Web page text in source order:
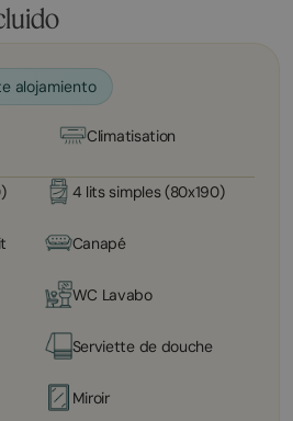
alojamiento
Climatisation
4 lits simples (80x190)
Canapé
WC Lavabo
Serviette de douche
Miroir